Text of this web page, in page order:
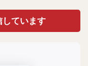
ています